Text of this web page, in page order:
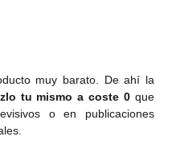
muy barato. De ahí la
tu mismo a coste 0 que
o en publicaciones